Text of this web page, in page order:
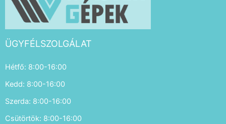
ÜGYFÉLSZOLGÁLAT
Hétfő: 8:00-16:00
Kedd: 8:00-16:00
Szerda: 8:00-16:00
Csütörtök: 8:00-16:00